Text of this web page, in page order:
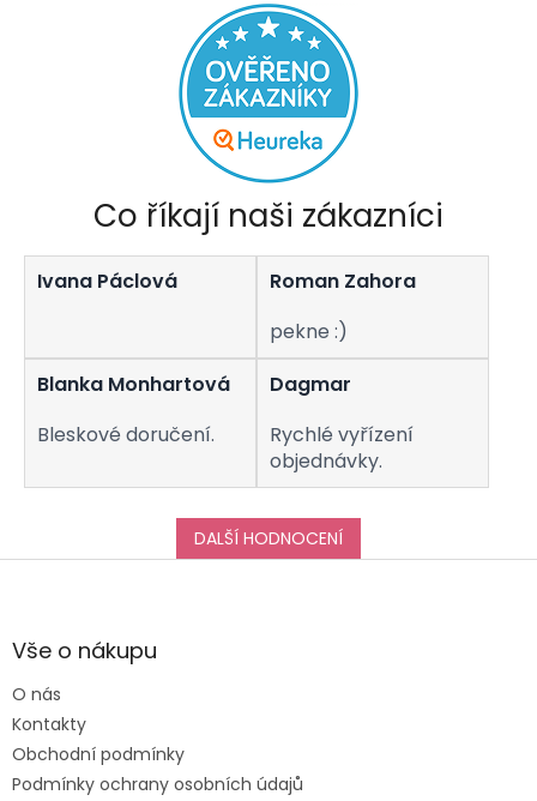
Co říkají naši zákazníci
Ivana Páclová
Roman Zahora
pekne :)
Blanka Monhartová
Bleskové doručení.
Dagmar
Rychlé vyřízení
objednávky.
DALŠÍ HODNOCENÍ
Z
aVše o nákupu
O nás
Kontakty
Obchodní podmínky
Podmínky ochrany osobních údajů